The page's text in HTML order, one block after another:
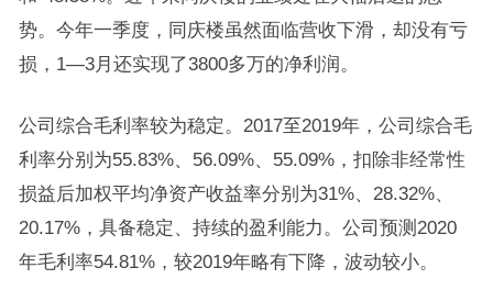
势。今年一季度，同庆楼虽然面临营收下滑，却没有亏
损，1—3月还实现了3800多万的净利润。
公司综合毛利率较为稳定。2017至2019年，公司综合毛
利率分别为55.83%、56.09%、55.09%，扣除非经常性
损益后加权平均净资产收益率分别为31%、28.32%、
20.17%，具备稳定、持续的盈利能力。公司预测2020
年毛利率54.81%，较2019年略有下降，波动较小。